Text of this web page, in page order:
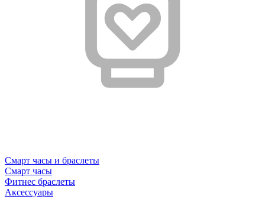
Смарт часы и браслеты
Смарт часы
Фитнес браслеты
Аксессуары